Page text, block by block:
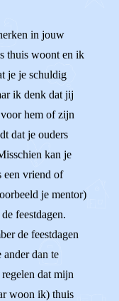
in jouw
thuis woont en ik
je je schuldig
ik denk dat jij
hem of zijn
dat je ouders
kan je
een vriend of
je mentor)
feestdagen.
de feestdagen
ander dan te
dat mijn
woon ik) thuis